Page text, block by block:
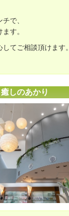
で、
す。
てご相談頂けます。
癒しのあかり